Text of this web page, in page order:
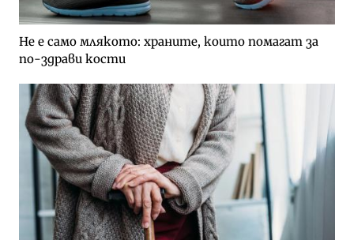
Не е само млякото: храните, които помагат за
по-здрави кости